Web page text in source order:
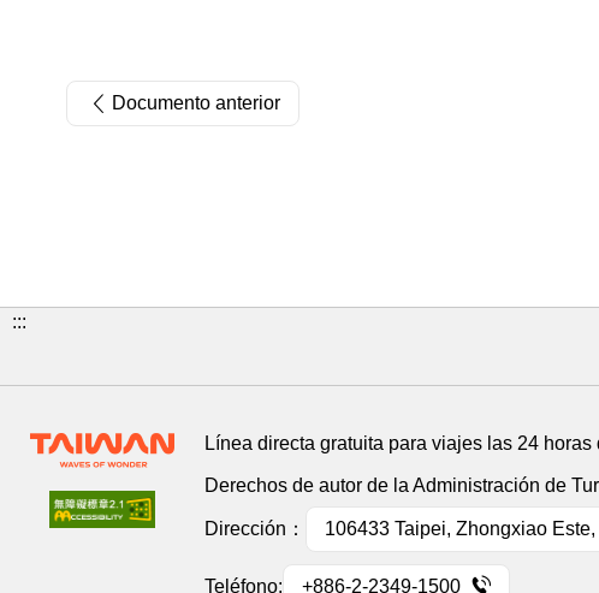
Documento anterior
:::
Línea directa gratuita para viajes las 24 horas
Derechos de autor de la Administración de
Dirección： 106433 Taipei, Zhongxiao
Teléfono: +886-2-2349-1500